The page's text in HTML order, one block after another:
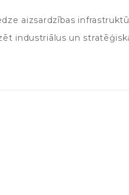
aizsardzības
industriālus un